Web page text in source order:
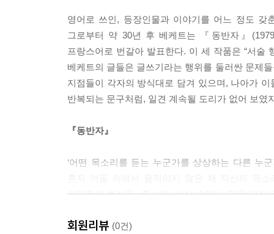
는. 더 적어질 도리가 없는. 더 나빠질 도리가 없는
그의 소위 정신에서는 일종의 소음 같은 것이 요
고 오 끝나버린다. 어떻게든지 어디서든지. 시간
--- p.106
영어로 쓰인, 등장인물과 이야기를 어느 정도
그로부터 약 30년 후 베케트는 『동반자』
프랑스어로 번갈아 발표한다. 이 세 작품은 “서술
베케트의 글들은 글쓰기라는 행위를 둘러싼 문제
지점들이 각자의 방식대로 담겨 있으며, 나아가
반복되는 문구처럼, 일견 계속될 도리가 없어 보였
『동반자』
‘어떤 목소리를 듣는 누군가를 상상하는 다른 누
이질적인 분신들, 즉 나의 상상 속에서 만들어낸
글쓰기를 통해 “동반자”를 불러내기. 베케트의 이
회원리뷰 (0건)